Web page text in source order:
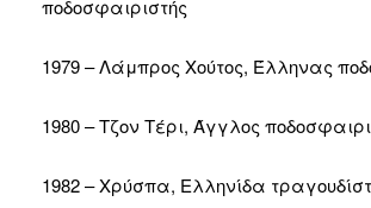
ποδοσφαιριστής
1979 – Λάμπρος Χούτος, Έλληνας
1980 – Τζον Τέρι, Άγγλος
1982 – Χρύσπα, Ελληνίδα